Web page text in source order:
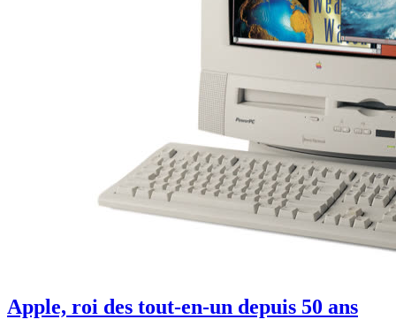
Apple, roi des tout-en-un depuis 50 ans